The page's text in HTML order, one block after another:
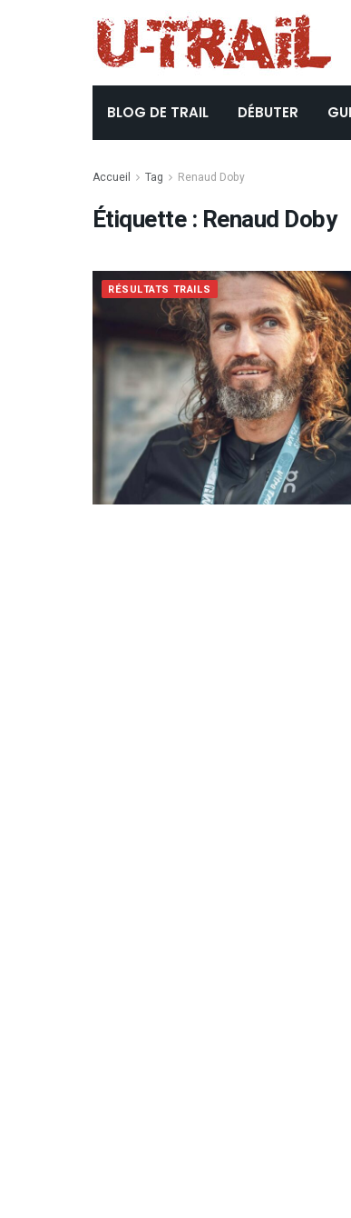
BLOG DE TRAIL DÉBUTER
Accueil Tag Renaud Doby
Étiquette : Renaud Doby
RÉSULTATS TRAILS